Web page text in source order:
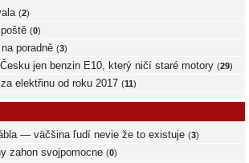
(2)
(0)
poradně (3)
jen benzin E10, který ničí staré motory (29)
elektřinu od roku 2017 (11)
— väčšina ľudí nevie že to existuje (3)
zahon svojpomocne (0)